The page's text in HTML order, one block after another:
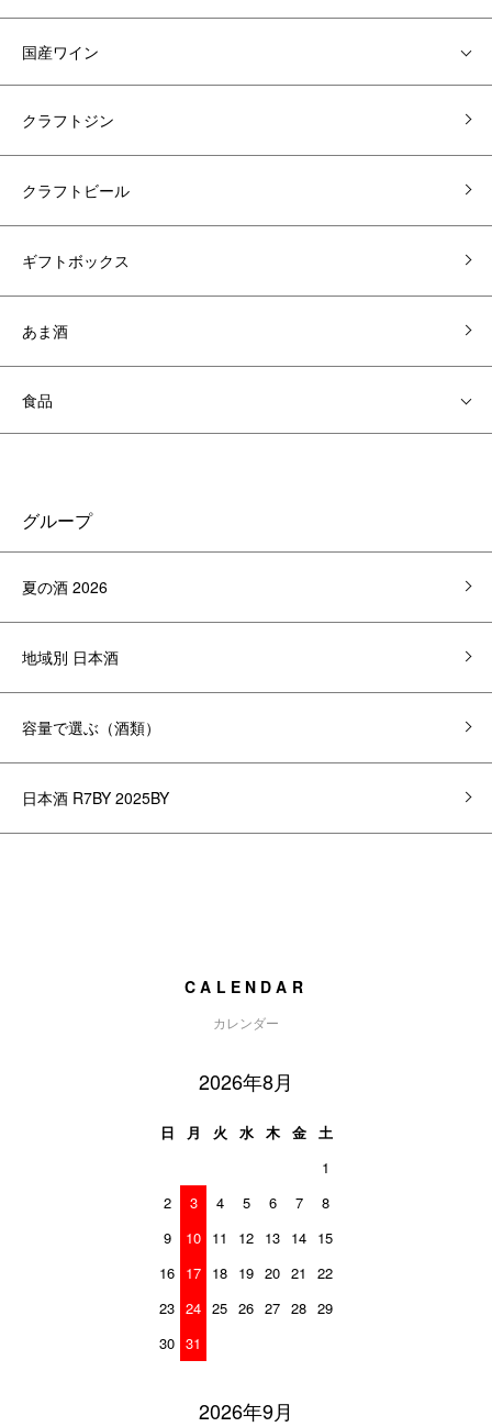
国産ワイン
クラフトジン
クラフトビール
ギフトボックス
あま酒
食品
グループ
夏の酒 2026
地域別 日本酒
容量で選ぶ（酒類）
日本酒 R7BY 2025BY
CALENDAR
カレンダー
2026年8月
日 月 火 水 木 金
土
1
2
3 4 5 6 7
8
9
10 11 12 13 14 15
16 17 18 19 20 21
22
23 24 25 26 27 28 29
30 31
2026年9月